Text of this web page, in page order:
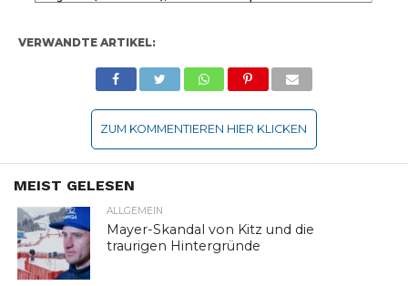
VERWANDTE ARTIKEL:
ZUM KOMMENTIEREN HIER KLICKEN
MEIST GELESEN
ALLGEMEIN
Mayer-Skandal von Kitz und die
traurigen Hintergründe